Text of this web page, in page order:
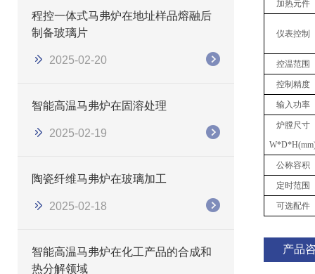
程控一体式马弗炉在地址样品熔融后
制备玻璃片
2025-02-20
智能高温马弗炉在固溶处理
2025-02-19
陶瓷纤维马弗炉在玻璃加工
2025-02-18
智能高温马弗炉在化工产品的合成和
热分解领域
加热元件
仪表控制
控温范围
控制精度
输入功率
炉膛尺寸
公称容积
定时范围
可选配件
产品